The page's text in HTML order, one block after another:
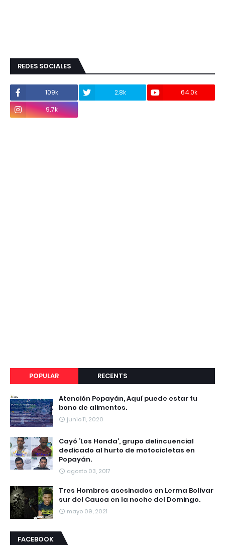
REDES SOCIALES
109k 2.8k
64.0k
9.7k
POPULAR RECENTS
Atención Popayán, Aquí puede estar tu
bono de alimentos.
junio 11, 2020
Cayó ‘Los Honda’, grupo delincuencial
dedicado al hurto de motocicletas en
Popayán.
agosto 03, 2017
Tres Hombres asesinados en Lerma Bolívar
sur del Cauca en la noche del Domingo.
mayo 09, 2021
FACEBOOK